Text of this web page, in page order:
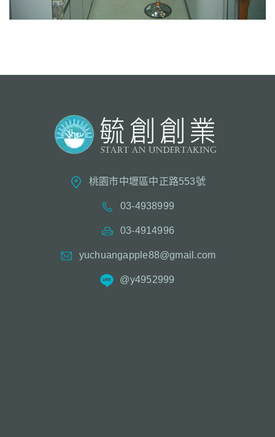
桃園市中壢區中正路553號
03-4938999
03-4914996
yuchuangapple88@gmail.com
@y4952999